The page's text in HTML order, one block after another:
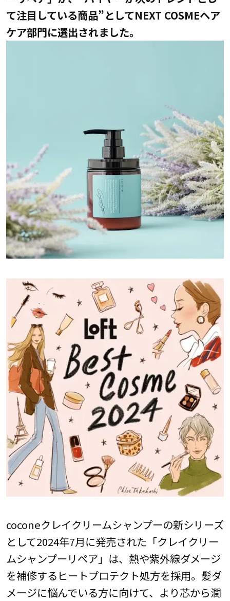
て注目している商品”としてNEXT COSMEヘア
ケア部門に選出されました。
coconeクレイクリームシャンプーの新シリーズ
として2024年7月に発売された「クレイクリー
ムシャンプーリペア」は、熱や紫外線ダメージ
を補修するヒートプロテクト処方を採用。髪ダ
メージに悩んでいる方に向けて、より芯から潤